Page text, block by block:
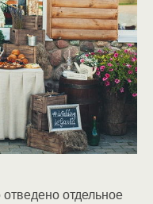
отдельное